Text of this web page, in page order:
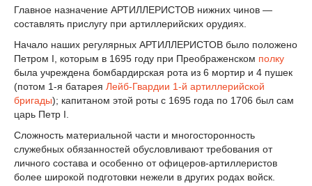
Главное назначение АРТИЛЛЕРИСТОВ нижних чинов —
составлять прислугу при артиллерийских орудиях.
Начало наших регулярных АРТИЛЛЕРИСТОВ было положено
Петром I, которым в 1695 году при Преображенском полку
была учреждена бомбардирская рота из 6 мортир и 4 пушек
(потом 1-я батарея Лейб-Гвардии 1-й артиллерийской
бригады); капитаном этой роты с 1695 года по 1706 был сам
царь Петр I.
Сложность материальной части и многосторонность
служебных обязанностей обусловливают требования от
личного состава и особенно от офицеров-артиллеристов
более широкой подготовки нежели в других родах войск.